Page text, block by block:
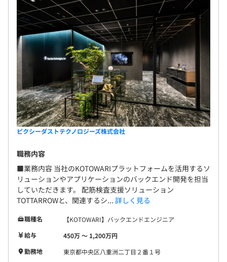
ピクシーダストテクノロジーズ株式会社
職務内容
■業務内容 当社のKOTOWARIプラットフォームを活用するソ
リューションやアプリケーションのバックエンド開発を担当
していただきます。 配筋検査支援ソリューション
TOTTARROWと、関連するシ... 詳しく見る
職種名
【KOTOWARI】バックエンドエンジニア
給与
450万 〜 1,200万円
勤務地
東京都中央区八重洲二丁目２番１号